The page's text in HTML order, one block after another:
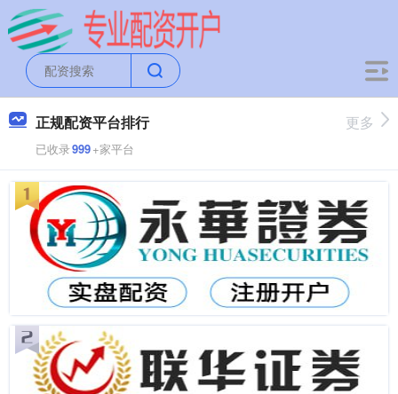
正规配资平台排行
已收录999+家平台
更多